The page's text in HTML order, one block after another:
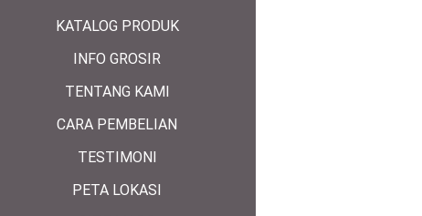
KATALOG PRODUK
INFO GROSIR
TENTANG KAMI
CARA PEMBELIAN
TESTIMONI
PETA LOKASI